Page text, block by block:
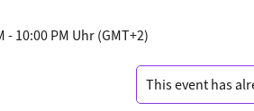
- 10:00 PM Uhr (GMT+2)
This event has